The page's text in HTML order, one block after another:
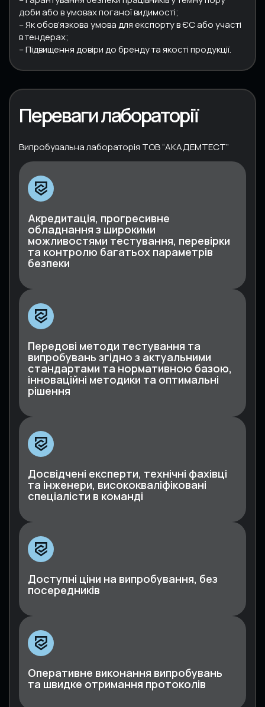
доби або в умовах поганої видимості;
– Як обов’язкова умова для експорту в ЄС або участі
в тендерах;
– Підвищення довіри до бренду та якості продукції.
Переваги лабораторії
Випробувальна лабораторія ТОВ “АКАДЕМТЕСТ”
Акредитація, прогресивне
обладнання з широкими
можливостями тестування, перевірки
та контролю багатьох параметрів
безпеки
Передові методи тестування та
випробувань згідно з актуальними
стандартами та нормативною базою,
інноваційні методики та оптимальні
рішення
Досвідчені експерти, технічні фахівці
та інженери, висококваліфіковані
спеціалісти в команді
Доступні ціни на випробування, без
посередників
Оперативне виконання випробувань
та швидке отримання протоколів